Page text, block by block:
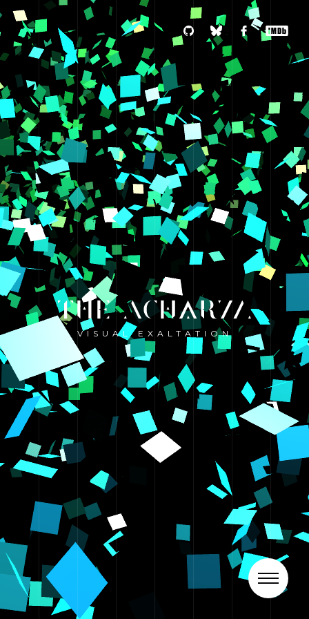
VISUAL EXALTATION